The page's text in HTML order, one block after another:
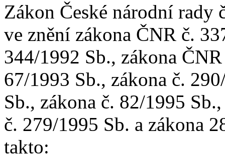
Zákon České národní rady
ve znění zákona ČNR č.
344/1992 Sb., zákona
67/1993 Sb., zákona č.
Sb., zákona č. 82/1995
č. 279/1995 Sb. a zákona
takto: